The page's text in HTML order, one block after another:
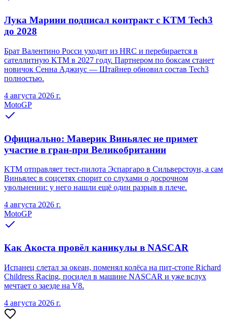
Лука Марини подписал контракт с KTM Tech3
до 2028
Брат Валентино Росси уходит из HRC и перебирается в
сателлитную KTM в 2027 году. Партнером по боксам станет
новичок Сенна Аджиус — Штайнер обновил состав Tech3
полностью.
4 августа 2026 г.
MotoGP
Официально: Маверик Виньялес не примет
участие в гран-при Великобритании
KTM отправляет тест-пилота Эспаргаро в Сильверстоун, а сам
Виньялес в соцсетях спорит со слухами о досрочном
увольнении: у него нашли ещё один разрыв в плече.
4 августа 2026 г.
MotoGP
Как Акоста провёл каникулы в NASCAR
Испанец слетал за океан, поменял колёса на пит-стопе Richard
Childress Racing, посидел в машине NASCAR и уже вслух
мечтает о заезде на V8.
4 августа 2026 г.